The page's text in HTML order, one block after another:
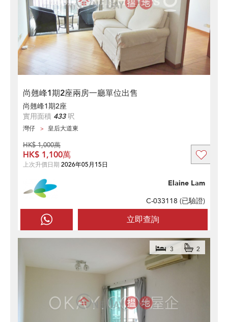
尚翹峰1期2座兩房一廳單位出售
尚翹峰1期2座
實用面積 433呎
灣仔 皇后大道東
立即查詢
Elaine Lam
C-033118 (已驗證)
HK$ 1,000萬
HK$ 1,100萬
上次升價日期 2026年05月15日
3 2